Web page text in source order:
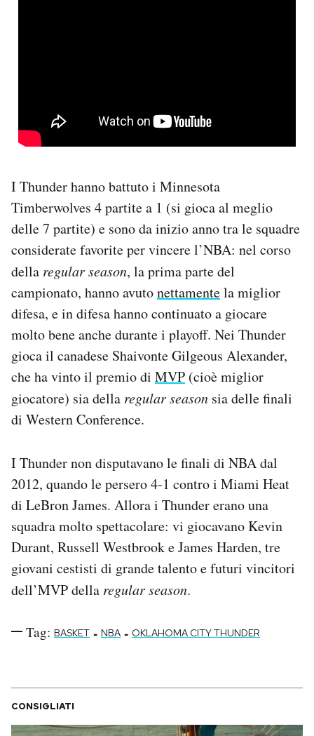
I Thunder hanno battuto i Minnesota
Timberwolves 4 partite a 1 (si gioca al meglio
delle 7 partite) e sono da inizio anno tra le squadre
considerate favorite per vincere l’NBA: nel corso
della regular season, la prima parte del
campionato, hanno avutonettamentela miglior
difesa, e in difesa hanno continuato a giocare
molto bene anche durante i playoff. Nei Thunder
gioca il canadese Shaivonte Gilgeous Alexander,
che ha vinto il premio di MVP (cioè miglior
giocatore) sia della regular season sia delle finali
di Western Conference.
I Thunder non disputavano le finali di NBA dal
2012, quando le persero 4-1 contro i Miami Heat
di LeBron James. Allora i Thunder erano una
squadra molto spettacolare: vi giocavano Kevin
Durant, Russell Westbrook e James Harden, tre
giovani cestisti di grande talento e futuri vincitori
dell’MVP della regular season.
Tag: BASKET - NBA - OKLAHOMA CITY THUNDER
CONSIGLIATI